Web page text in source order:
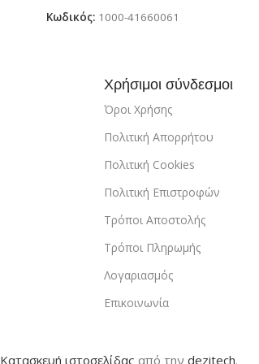
Κωδικός: 1000-41660061
Χρήσιμοι σύνδεσμοι
Όροι Χρήσης
Πολιτική Απορρήτου
Πολιτική Cookies
Πολιτική Επιστροφών
Τρόποι Αποστολής
Τρόποι Πληρωμής
Λογαριασμός
Επικοινωνία
Κατασκευή ιστοσελίδας από την dezitech.